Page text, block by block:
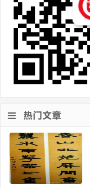
热门文章